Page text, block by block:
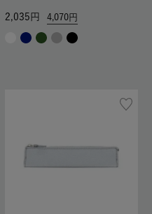
4,070
2,035